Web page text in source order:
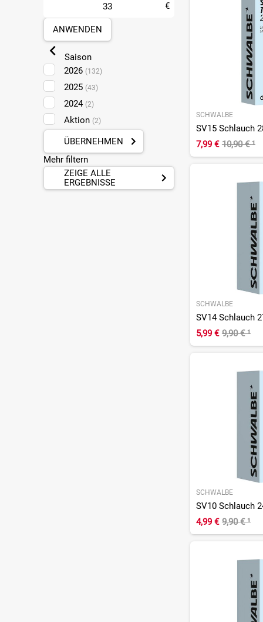
Mülheim-Kärlich
Münster
Pforzheim
Plankstadt
Sankt Augustin
€
ANWENDEN
Saison
2026 (132)
2025 (43)
2024 (2)
Aktion (2)
ÜBERNEHMEN
Mehr filtern
ZEIGE ALLE
ERGEBNISSE
SCHWALBE
SV15 Schlauch
7,99 € 10,90 €¹
SCHWALBE
SV14 Schlauch
5,99 € 9,90 €¹
SCHWALBE
SV10 Schlauch
4,99 € 9,90 €¹